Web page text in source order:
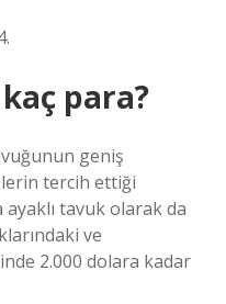
para?
geniş
tercih ettiği
ayaklı tavuk olarak da
ve
2.000 dolara kadar